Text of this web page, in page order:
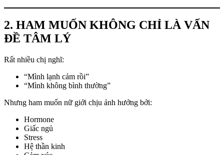
2. HAM MUỐN KHÔNG CHỈ LÀ VẤN
ĐỀ TÂM LÝ
Rất nhiều chị nghĩ:
“Mình lạnh cảm rồi”
“Mình không bình thường”
Nhưng ham muốn nữ giới chịu ảnh hưởng bởi:
Hormone
Giấc ngủ
Stress
Hệ thần kinh